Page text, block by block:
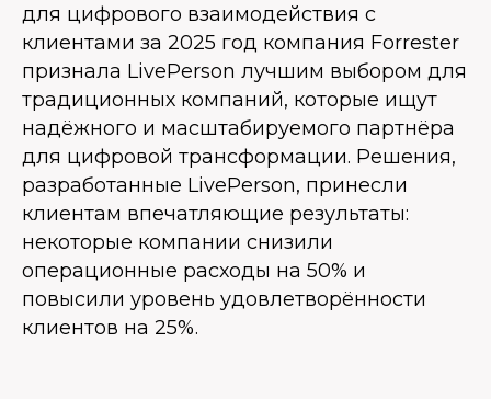
для цифрового взаимодействия с
клиентами за 2025 год компания Forrester
признала LivePerson лучшим выбором для
традиционных компаний, которые ищут
надёжного и масштабируемого партнёра
для цифровой трансформации. Решения,
разработанные LivePerson, принесли
клиентам впечатляющие результаты:
некоторые компании снизили
операционные расходы на 50% и
повысили уровень удовлетворённости
клиентов на 25%.